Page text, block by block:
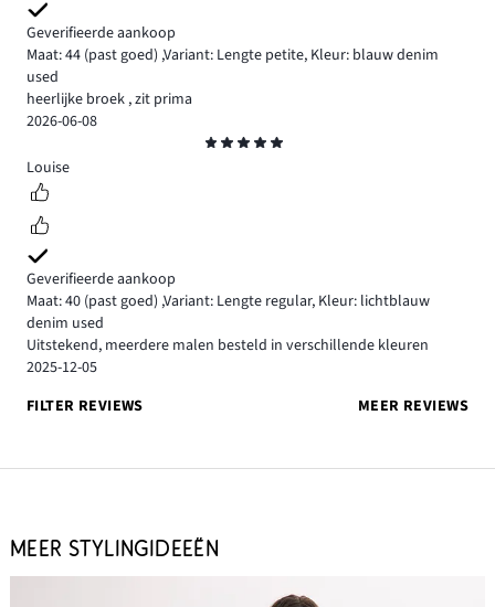
Geverifieerde aankoop
Maat: 44 (past goed) ,Variant: Lengte petite, Kleur: blauw denim
used
heerlijke broek , zit prima
2026-06-08
5Louise
Geverifieerde aankoop
Maat: 40 (past goed) ,Variant: Lengte regular, Kleur: lichtblauw
denim used
Uitstekend, meerdere malen besteld in verschillende kleuren
2025-12-05
FILTER REVIEWS
MEER REVIEWS
MEER STYLINGIDEEËN